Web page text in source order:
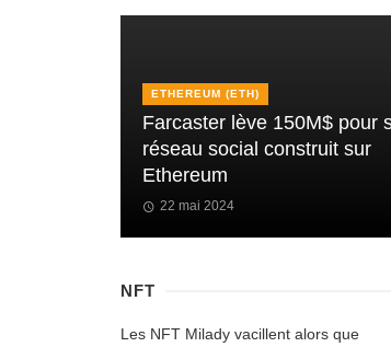
ETHEREUM (ETH)
Farcaster lève 150M$ pour
réseau social construit sur
Ethereum
22 mai 2024
NFT
Les NFT Milady vacillent alors que